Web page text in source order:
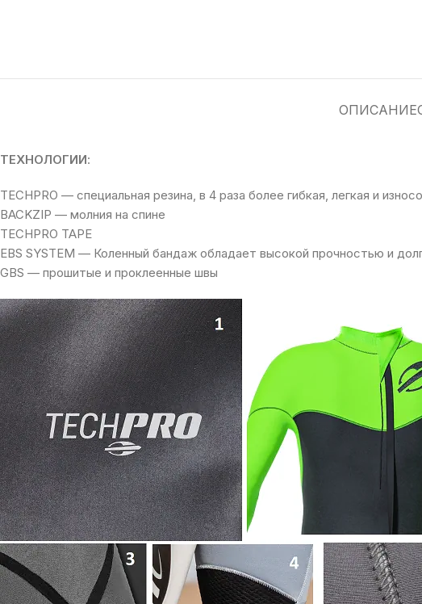
ОПИСАНИЕ
ТЕХНОЛОГИИ:
TECHPRO — специальная резина, в 4 раза более гибкая, легкая и
BACKZIP — молния на спине
TECHPRO TAPE
EBS SYSTEM — Коленный бандаж обладает высокой прочностью и
GBS — прошитые и проклеенные швы